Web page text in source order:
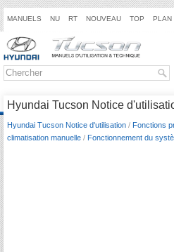
MANUELS NU RT NOUVEAU TOP PLAN
Hyundai Tucson Notice
Hyundai Tucson Notice d'utilisation / Fonctions
climatisation manuelle / Fonctionnement du